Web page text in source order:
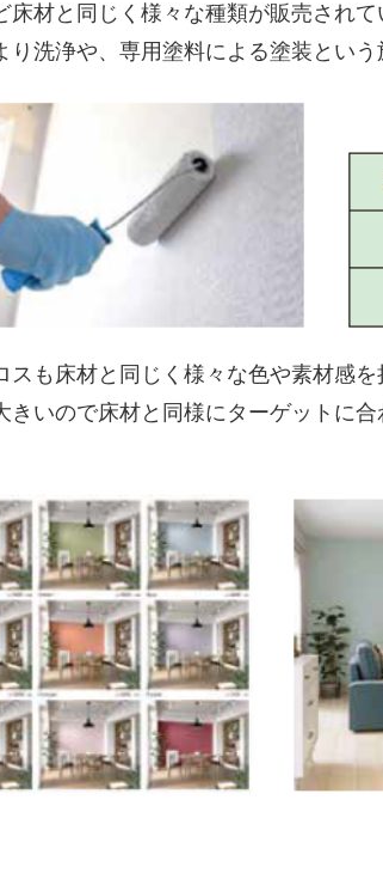
床材と同じく様々な種類が販売され
り洗浄や、専用塗料による塗装という
も床材と同じく様々な色や素材感
きいので床材と同様にターゲットに